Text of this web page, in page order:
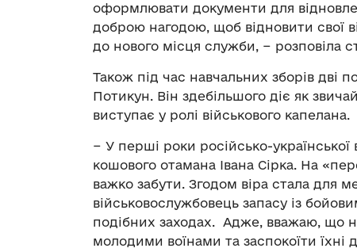
оформлювати документи для
доброю нагодою, щоб відновити свої
до нового місця служби, − розповіла
Також під час навчальних зборів дві
Потикун. Він здебільшого діє як
виступає у ролі військового капелана.
− У перші роки російсько-
кошового отамана Івана Сірка. На
важко забути. Згодом віра стала для
військовослужбовець запасу із
подібних заходах. Адже, вважаю, що
молодими воїнами та заспокоїти їхні